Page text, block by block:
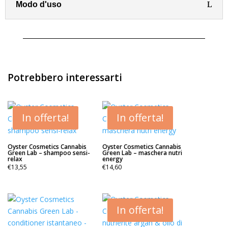
Modo d'uso
Potrebbero interessarti
In offerta!
Oyster Cosmetics Cannabis
Green Lab – shampoo sensi-
relax
€13,55
In offerta!
Oyster Cosmetics Cannabis
Green Lab – maschera nutri
energy
€14,60
In offerta!